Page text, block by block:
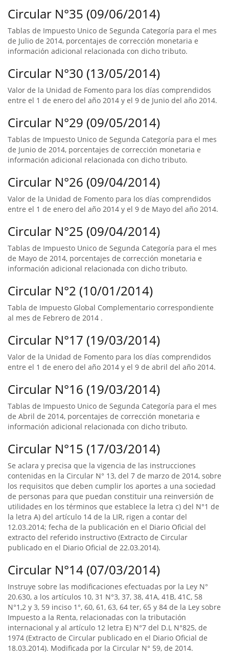
Circular N°35 (09/06/2014)
Tablas de Impuesto Unico de Segunda Categoría para el mes
de Julio de 2014, porcentajes de corrección monetaria e
información adicional relacionada con dicho tributo.
Circular N°30 (13/05/2014)
Valor de la Unidad de Fomento para los días comprendidos
entre el 1 de enero del año 2014 y el 9 de Junio del año 2014.
Circular N°29 (09/05/2014)
Tablas de Impuesto Unico de Segunda Categoría para el mes
de Junio de 2014, porcentajes de corrección monetaria e
información adicional relacionada con dicho tributo.
Circular N°26 (09/04/2014)
Valor de la Unidad de Fomento para los días comprendidos
entre el 1 de enero del año 2014 y el 9 de Mayo del año 2014.
Circular N°25 (09/04/2014)
Tablas de Impuesto Unico de Segunda Categoría para el mes
de Mayo de 2014, porcentajes de corrección monetaria e
información adicional relacionada con dicho tributo.
Circular N°2 (10/01/2014)
Tabla de Impuesto Global Complementario correspondiente
al mes de Febrero de 2014 .
Circular N°17 (19/03/2014)
Valor de la Unidad de Fomento para los días comprendidos
entre el 1 de enero del año 2014 y el 9 de abril del año 2014.
Circular N°16 (19/03/2014)
Tablas de Impuesto Unico de Segunda Categoría para el mes
de Abril de 2014, porcentajes de corrección monetaria e
información adicional relacionada con dicho tributo.
Circular N°15 (17/03/2014)
Se aclara y precisa que la vigencia de las instrucciones
contenidas en la Circular N° 13, del 7 de marzo de 2014, sobre
los requisitos que deben cumplir los aportes a una sociedad
de personas para que puedan constituir una reinversión de
utilidades en los términos que establece la letra c) del N°1 de
la letra A) del artículo 14 de la LIR, rigen a contar del
12.03.2014; fecha de la publicación en el Diario Oficial del
extracto del referido instructivo (Extracto de Circular
publicado en el Diario Oficial de 22.03.2014).
Circular N°14 (07/03/2014)
Instruye sobre las modificaciones efectuadas por la Ley N°
20.630, a los artículos 10, 31 N°3, 37, 38, 41A, 41B, 41C, 58
N°1,2 y 3, 59 inciso 1°, 60, 61, 63, 64 ter, 65 y 84 de la Ley sobre
Impuesto a la Renta, relacionadas con la tributación
internacional y al artículo 12 letra E) N°7 del D.L N°825, de
1974 (Extracto de Circular publicado en el Diario Oficial de
18.03.2014). Modificada por la Circular N° 59, de 2014.